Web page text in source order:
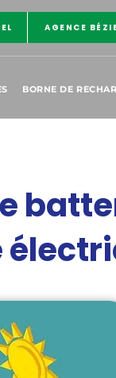
AGENCE
BORNE DE